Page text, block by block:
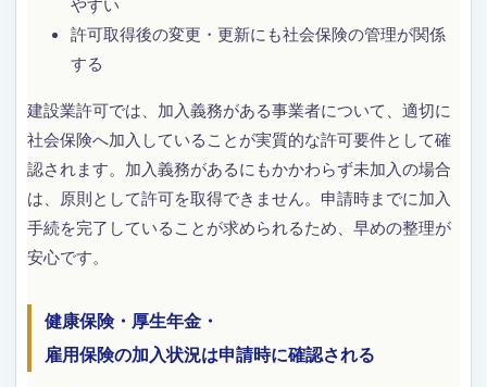
やすい
許可取得後の変更・更新にも社会保険の管理が関係
する
建設業許可では、加入義務がある事業者について、適切に
社会保険へ加入していることが実質的な許可要件として確
認されます。加入義務があるにもかかわらず未加入の場合
は、原則として許可を取得できません。申請時までに加入
手続を完了していることが求められるため、早めの整理が
安心です。
健康保険・厚生年金・
雇用保険の加入状況は申請時に確認される